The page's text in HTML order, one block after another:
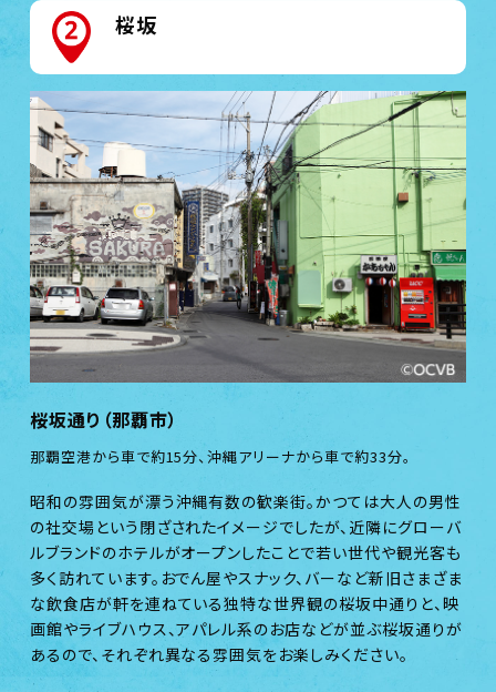
桜坂
桜坂通り（那覇市）
那覇空港から車で約15分、沖縄アリーナから車で約33分。
昭和の雰囲気が漂う沖縄有数の歓楽街。かつては大人の男性
の社交場という閉ざされたイメージでしたが、近隣にグローバ
ルブランドのホテルがオープンしたことで若い世代や観光客も
多く訪れています。おでん屋やスナック、バーなど新旧さまざま
な飲食店が軒を連ねている独特な世界観の桜坂中通りと、映
画館やライブハウス、アパレル系のお店などが並ぶ桜坂通りが
あるので、それぞれ異なる雰囲気をお楽しみください。